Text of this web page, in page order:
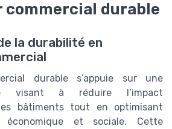
commercial durable
la durabilité en
durable s’appuie sur une
visant à réduire l’impact
bâtiments tout en optimisant
économique et sociale. Cette